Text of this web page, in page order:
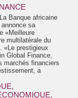
Banque africaine
sa
«Meilleure
multilatérale du
«Le prestigieux
Global Finance,
marchés financiers
a
,
,